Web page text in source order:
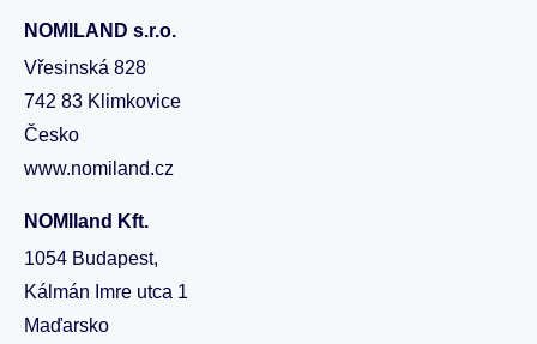
NOMILAND s.r.o.
Vřesinská 828
742 83 Klimkovice
Česko
www.nomiland.cz
NOMIland Kft.
1054 Budapest,
Kálmán Imre utca 1
Maďarsko